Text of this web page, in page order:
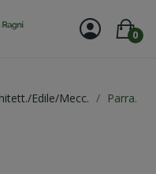
0
Edile/Mecc.
Parra.